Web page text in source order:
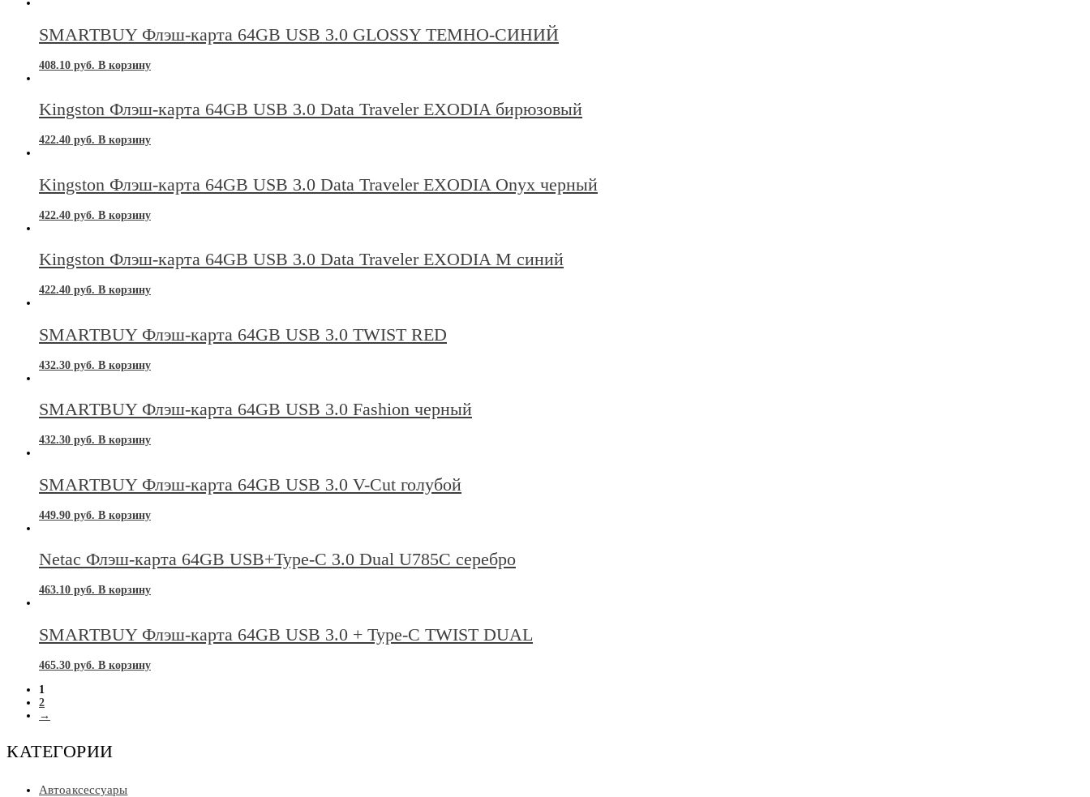
SMARTBUY Флэш-карта 64GB USB 3.0 GLOSSY ТЕМНО-СИНИЙ
408.10 руб. В корзину
Kingston Флэш-карта 64GB USB 3.0 Data Traveler EXODIA бирюзовый
422.40 руб. В корзину
Kingston Флэш-карта 64GB USB 3.0 Data Traveler EXODIA Onyx черный
422.40 руб. В корзину
Kingston Флэш-карта 64GB USB 3.0 Data Traveler EXODIA M синий
422.40 руб. В корзину
SMARTBUY Флэш-карта 64GB USB 3.0 TWIST RED
432.30 руб. В корзину
SMARTBUY Флэш-карта 64GB USB 3.0 Fashion черный
432.30 руб. В корзину
SMARTBUY Флэш-карта 64GB USB 3.0 V-Cut голубой
449.90 руб. В корзину
Netac Флэш-карта 64GB USB+Type-C 3.0 Dual U785C серебро
463.10 руб. В корзину
SMARTBUY Флэш-карта 64GB USB 3.0 + Type-C TWIST DUAL
465.30 руб. В корзину
1
2
→
КАТЕГОРИИ
Автоаксессуары